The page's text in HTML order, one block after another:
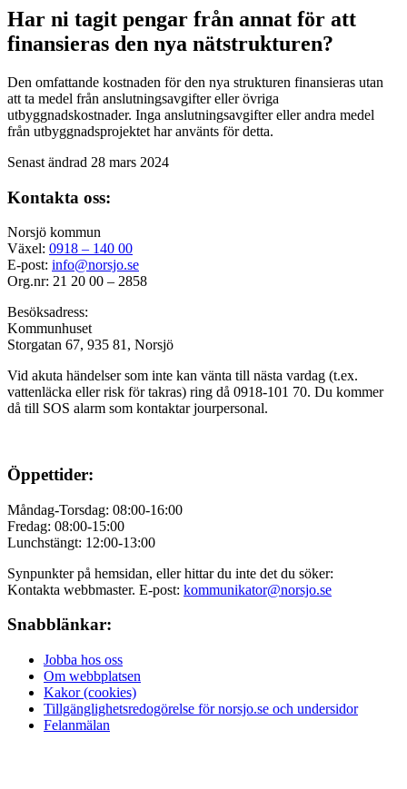
Har ni tagit pengar från annat för att
finansieras den nya nätstrukturen?
Den omfattande kostnaden för den nya strukturen finansieras utan
att ta medel från anslutningsavgifter eller övriga
utbyggnadskostnader. Inga anslutningsavgifter eller andra medel
från utbyggnadsprojektet har använts för detta.
Senast ändrad 28 mars 2024
Kontakta oss:
Norsjö kommun
Växel: 0918 – 140 00
E-post: info@norsjo.se
Org.nr: 21 20 00 – 2858
Besöksadress:
Kommunhuset
Storgatan 67, 935 81, Norsjö
Vid akuta händelser som inte kan vänta till nästa vardag (t.ex.
vattenläcka ellerrisk för takras) ring då 0918-101 70. Du kommer
då till SOS alarm som kontaktar jourpersonal.
Öppettider:
Måndag-Torsdag: 08:00-16:00
Fredag: 08:00-15:00
Lunchstängt: 12:00-13:00
Synpunkter på hemsidan, eller hittar du inte det du söker:
Kontakta webbmaster. E-post: kommunikator@norsjo.se
Snabblänkar:
Jobba hos oss
Om webbplatsen
Kakor (cookies)
Tillgänglighetsredogörelse för norsjo.se och undersidor
Felanmälan